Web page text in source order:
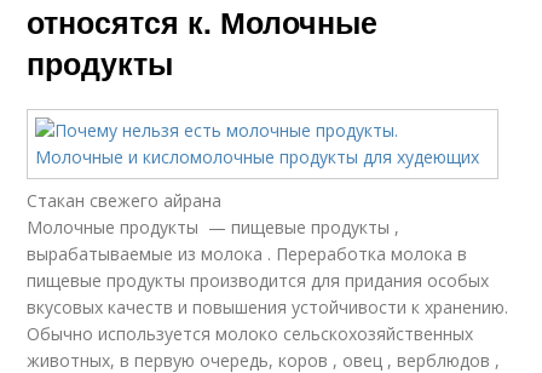
относятся к. Молочные
продукты
Стакан свежего айрана
Молочные продукты — пищевые продукты ,
вырабатываемые из молока . Переработка молока в
пищевые продукты производится для придания особых
вкусовых качеств и повышения устойчивости к хранению.
Обычно используется молоко сельскохозяйственных
животных, в первую очередь, коров , овец , верблюдов ,